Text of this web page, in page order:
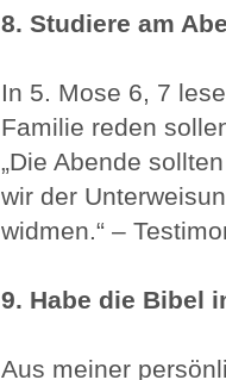
8. Studiere am
In 5. Mose 6, 7
Familie reden
„Die Abende
wir der
widmen.“ –
9. Habe die Bibel
Aus meiner